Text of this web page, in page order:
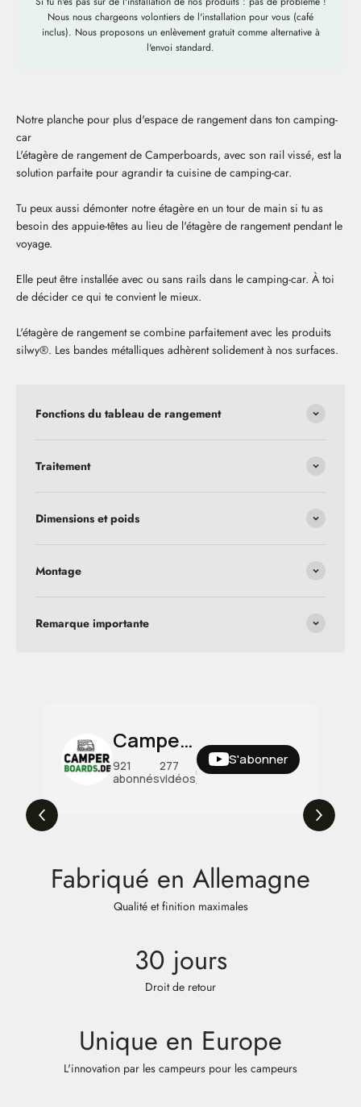
Nous nous chargeons volontiers de l'installation pour vous (café
inclus). Nous proposons un enlèvement gratuit comme alternative à
l'envoi standard.
Notre planche pour plus d'espace de rangement dans ton camping-
car
L'étagère de rangement de Camperboards, avec son rail vissé, est la
solution parfaite pour agrandir ta cuisine de camping-car.
Tu peux aussi démonter notre étagère en un tour de main si tu as
besoin des appuie-têtes au lieu de l'étagère de rangement pendant le
voyage.
Elle peut être installée avec ou sans rails dans le camping-car. À toi
de décider ce qui te convient le mieux.
L'étagère de rangement se combine parfaitement avec les produits
silwy®. Les bandes métalliques adhèrent solidement à nos surfaces.
Fonctions du tableau de rangement
Traitement
Dimensions et poids
Montage
Remarque importante
CamperBoards
921
abonnés
277
vidéos
464
000
vues
S'abonner
Fabriqué en Allemagne
Qualité et finition maximales
30 jours
Droit de retour
Unique en Europe
L'innovation par les campeurs pour les campeurs